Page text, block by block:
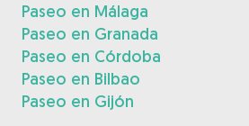
Paseo en Málaga
Paseo en Granada
Paseo en Córdoba
Paseo en Bilbao
Paseo en Gijón